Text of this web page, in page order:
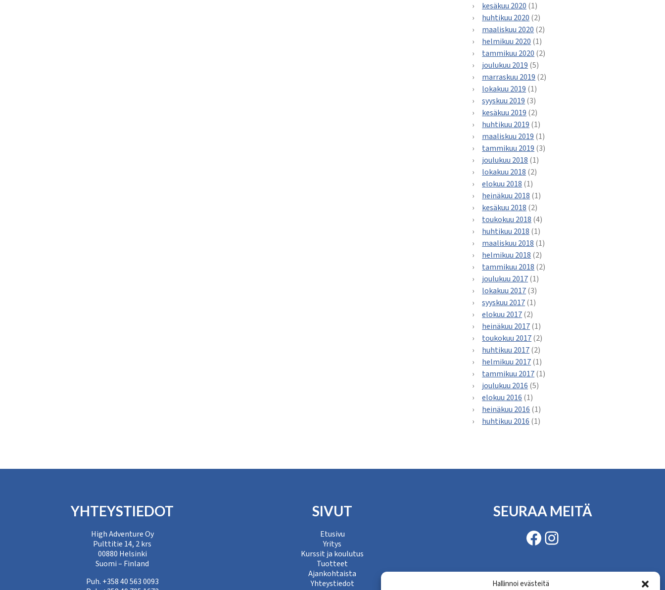
Hallinnoi evästeitä
kesäkuu 2020 (1)
huhtikuu 2020 (2)
maaliskuu 2020 (2)
helmikuu 2020 (1)
tammikuu 2020 (2)
joulukuu 2019 (5)
marraskuu 2019 (2)
lokakuu 2019 (1)
syyskuu 2019 (3)
kesäkuu 2019 (2)
huhtikuu 2019 (1)
maaliskuu 2019 (1)
tammikuu 2019 (3)
joulukuu 2018 (1)
lokakuu 2018 (2)
elokuu 2018 (1)
heinäkuu 2018 (1)
kesäkuu 2018 (2)
toukokuu 2018 (4)
huhtikuu 2018 (1)
maaliskuu 2018 (1)
helmikuu 2018 (2)
tammikuu 2018 (2)
joulukuu 2017(1)
lokakuu 2017(3)
syyskuu 2017(1)
elokuu 2017(2)
heinäkuu 2017(1)
toukokuu 2017(2)
huhtikuu 2017(2)
helmikuu 2017(1)
tammikuu 2017(1)
joulukuu 2016 (5)
elokuu 2016 (1)
heinäkuu 2016 (1)
huhtikuu 2016 (1)
YHTEYSTIEDOT
High Adventure Oy
Pulttitie 14, 2 krs
00880 Helsinki
Suomi – Finland
Puh. +358 40 563 0093
SIVUT
Etusivu
Yritys
Kurssit ja koulutus
Tuotteet
Ajankohtaista
Yhteystiedot
SEURAA MEITÄ
Facebook
Instagram